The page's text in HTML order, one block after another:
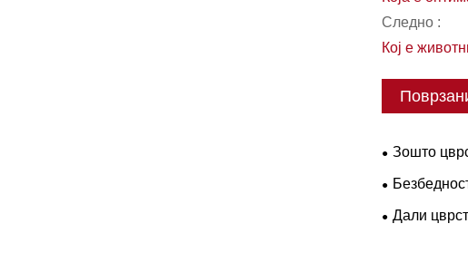
Следно :
Кој е
Зошто
работни
серијата
Дали